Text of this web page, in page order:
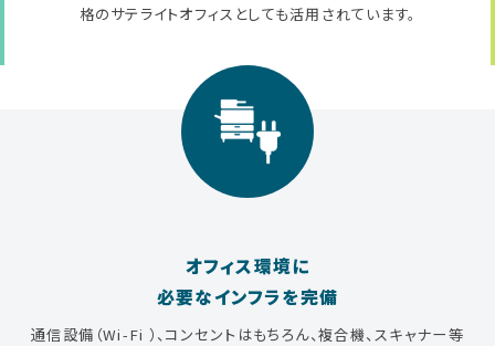
格のサテライトオフィスとしても活用されています。
オフィス環境に
必要なインフラを完備
通信設備（Wi-Fi ）、コンセントはもちろん、複合機、スキャナー等